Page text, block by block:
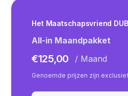
Het Maatschapsvriend
All-in Maandpakket
€125,00 / Maand
Genoemde prijzen zijn